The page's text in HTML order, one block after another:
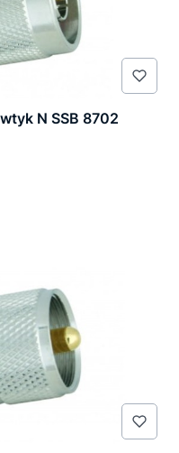
N SSB 8702